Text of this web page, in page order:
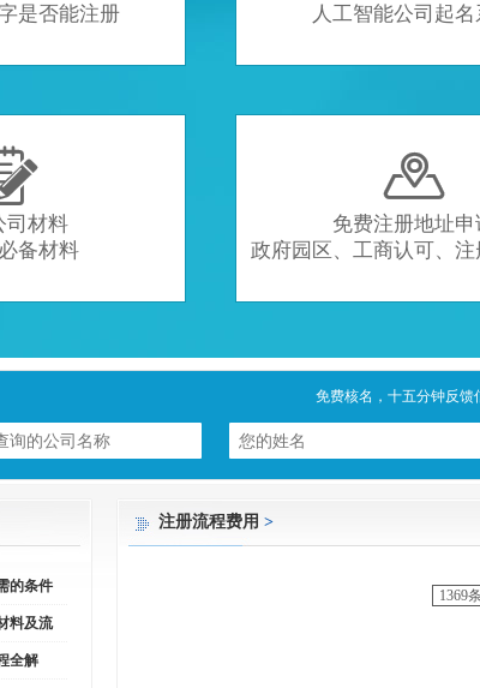
是否能注册
人工智能公司起
司材料
备材料

免费注册地址申
政府园区、工商认可、
免费核名，十五分钟反馈
注册流程费用 >
1369条
的条件
料及流
全解